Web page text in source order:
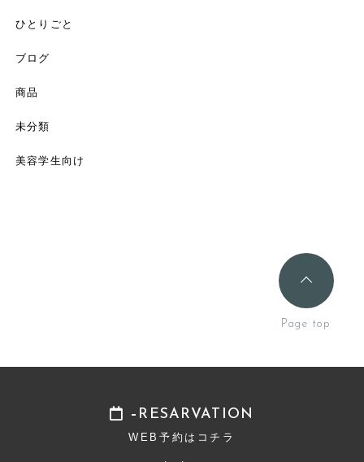
ひとりごと
ブログ
商品
未分類
美容学生向け
RESARVATION
WEB予約はコチラ